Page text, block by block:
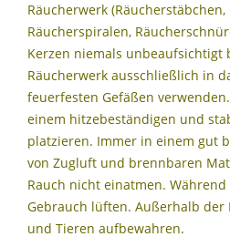
Räucherwerk (Räucherstäbchen,
Räucherspiralen,
Kerzen niemals unbeaufsichtigt
Räucherwerk ausschließlich in
feuerfesten Gefäßen
einem hitzebeständigen und
platzieren. Immer in einem gut
von Zugluft und brennbaren
Rauch nicht einatmen.
Gebrauch lüften. Außerhalb der
und Tieren aufbewahren.